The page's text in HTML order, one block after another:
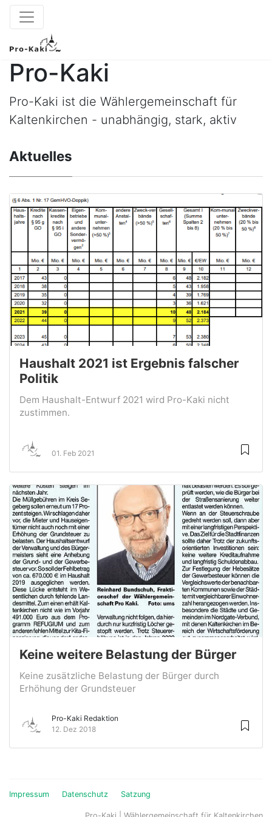
Pro-Kaki
Pro-Kaki ist die Wählergemeinschaft für
Kaltenkirchen - unabhängig, stark, aktiv
Aktuelles
Haushalt 2021 ist Ergebnis falscher
Politik
Dem Haushalt-Entwurf 2021 wird Pro-Kaki nicht
zustimmen.
01. Feb 2021
Keine weitere Belastung der Bürger
Keine zusätzliche Belastung der Bürger durch
Erhöhung der Grundsteuer
Pro-Kaki Redaktion
12. Dez 2018
Impressum Datenschutz Satzung